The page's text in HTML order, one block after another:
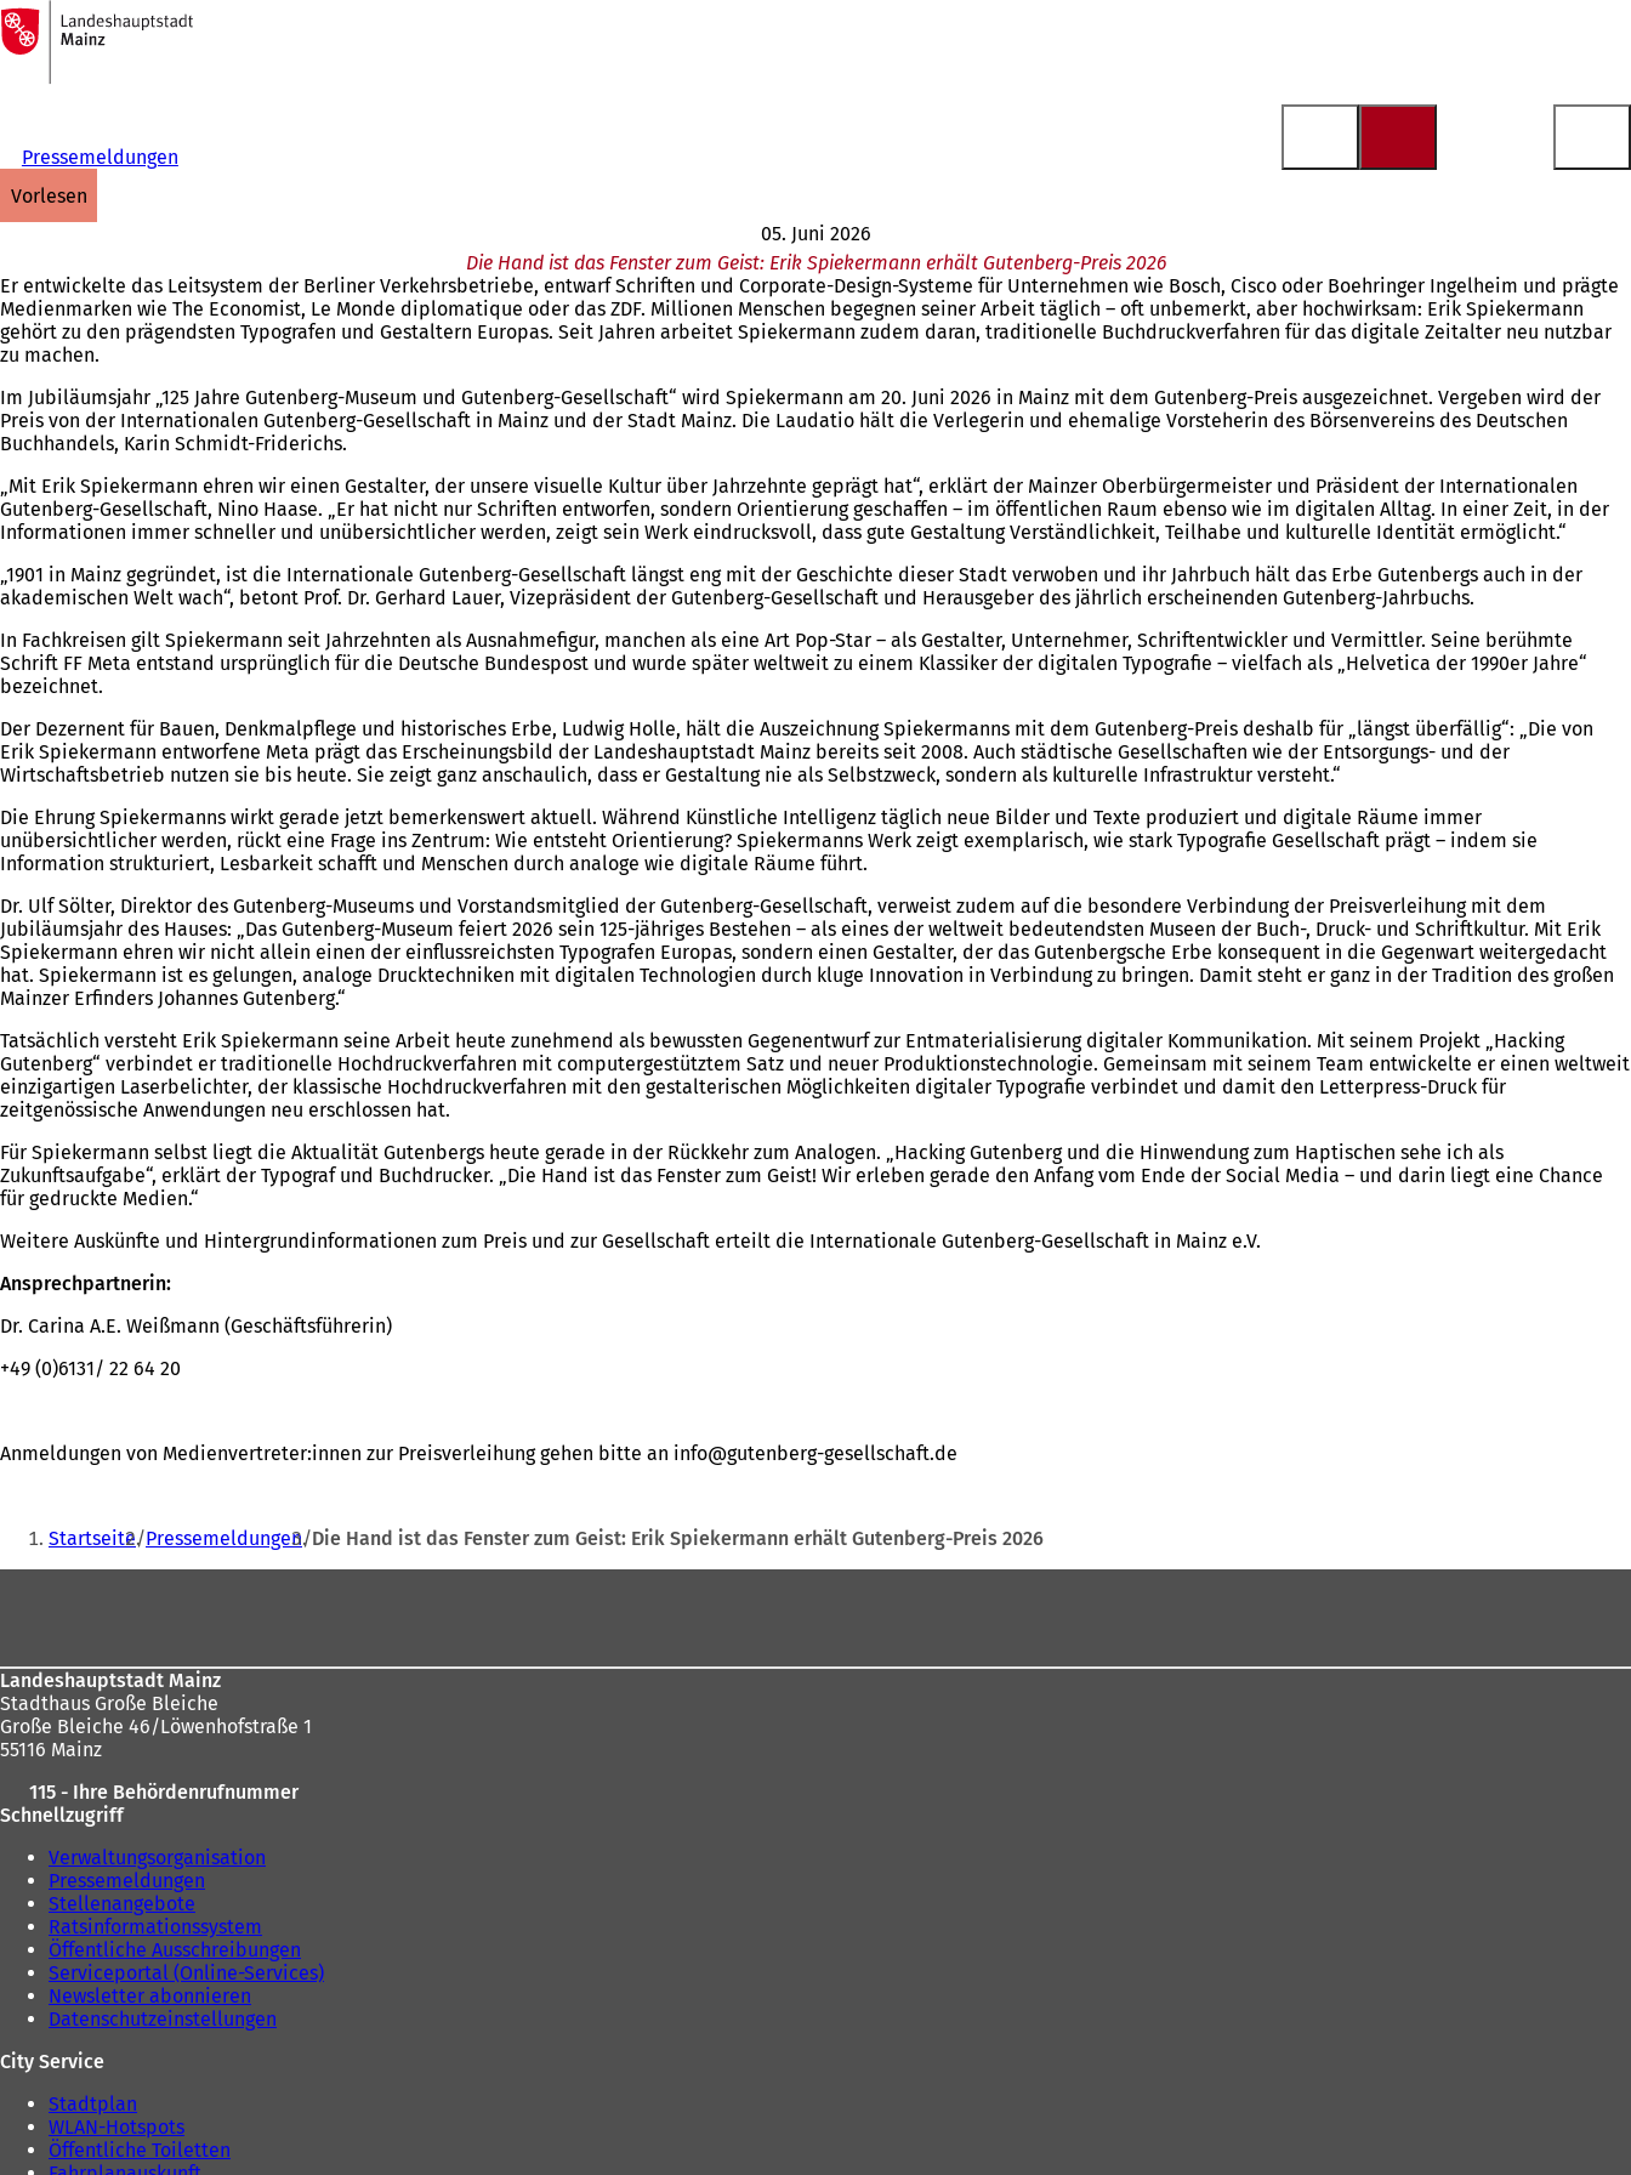
Inhalt anspringen
Zur
Startseite
Pressemeldungen
vorlesen
05. Juni 2026
Die Hand ist das Fenster zum Geist: Erik Spiekermann erhält Gutenberg-Preis 2026
Er entwickelte das Leitsystem der Berliner Verkehrsbetriebe, entwarf Schriften und Corporate-Design-Systeme für Unternehmen wie Bosch, Cisco oder Boehringer Ingelheim und prägte
Medienmarken wie The Economist, Le Monde diplomatique oder das ZDF. Millionen Menschen begegnen seiner Arbeit täglich – oft unbemerkt, aber hochwirksam: Erik Spiekermann
gehört zu den prägendsten Typografen und Gestaltern Europas. Seit Jahren arbeitet Spiekermann zudem daran, traditionelle Buchdruckverfahren für das digitale Zeitalter neu nutzbar
zu machen.
Im Jubiläumsjahr „125 Jahre Gutenberg-Museum und Gutenberg-Gesellschaft“ wird Spiekermann am 20. Juni 2026 in Mainz mit dem Gutenberg-Preis ausgezeichnet. Vergeben wird der
Preis von der Internationalen Gutenberg-Gesellschaft in Mainz und der Stadt Mainz. Die Laudatio hält die Verlegerin und ehemalige Vorsteherin des Börsenvereins des Deutschen
Buchhandels, Karin Schmidt-Friderichs.
„Mit Erik Spiekermann ehren wir einen Gestalter, der unsere visuelle Kultur über Jahrzehnte geprägt hat“, erklärt der Mainzer Oberbürgermeister und Präsident der Internationalen
Gutenberg-Gesellschaft, Nino Haase. „Er hat nicht nur Schriften entworfen, sondern Orientierung geschaffen – im öffentlichen Raum ebenso wie im digitalen Alltag. In einer Zeit, in der
Informationen immer schneller und unübersichtlicher werden, zeigt sein Werk eindrucksvoll, dass gute Gestaltung Verständlichkeit, Teilhabe und kulturelle Identität ermöglicht.“
„1901 in Mainz gegründet, ist die Internationale Gutenberg-Gesellschaft längst eng mit der Geschichte dieser Stadt verwoben und ihr Jahrbuch hält das Erbe Gutenbergs auch in der
akademischen Welt wach“, betont Prof. Dr. Gerhard Lauer, Vizepräsident der Gutenberg-Gesellschaft und Herausgeber des jährlich erscheinenden Gutenberg-Jahrbuchs.
In Fachkreisen gilt Spiekermann seit Jahrzehnten als Ausnahmefigur, manchen als eine Art Pop-Star – als Gestalter, Unternehmer, Schriftentwickler und Vermittler. Seine berühmte
Schrift FF Meta entstand ursprünglich für die Deutsche Bundespost und wurde später weltweit zu einem Klassiker der digitalen Typografie – vielfach als „Helvetica der 1990er Jahre“
bezeichnet.
Der Dezernent für Bauen, Denkmalpflege und historisches Erbe, Ludwig Holle, hält die Auszeichnung Spiekermanns mit dem Gutenberg-Preis deshalb für „längst überfällig“: „Die von
Erik Spiekermann entworfene Meta prägt das Erscheinungsbild der Landeshauptstadt Mainz bereits seit 2008. Auch städtische Gesellschaften wie der Entsorgungs- und der
Wirtschaftsbetrieb nutzen sie bis heute. Sie zeigt ganz anschaulich, dass er Gestaltung nie als Selbstzweck, sondern als kulturelle Infrastruktur versteht.“
Die Ehrung Spiekermanns wirkt gerade jetzt bemerkenswert aktuell. Während Künstliche Intelligenz täglich neue Bilder und Texte produziert und digitale Räume immer
unübersichtlicher werden, rückt eine Frage ins Zentrum: Wie entsteht Orientierung? Spiekermanns Werk zeigt exemplarisch, wie stark Typografie Gesellschaft prägt – indem sie
Information strukturiert, Lesbarkeit schafft und Menschen durch analoge wie digitale Räume führt.
Dr. Ulf Sölter, Direktor des Gutenberg-Museums und Vorstandsmitglied der Gutenberg-Gesellschaft, verweist zudem auf die besondere Verbindung der Preisverleihung mit dem
Jubiläumsjahr des Hauses: „Das Gutenberg-Museum feiert 2026 sein 125-jähriges Bestehen – als eines der weltweit bedeutendsten Museen der Buch-, Druck- und Schriftkultur. Mit Erik
Spiekermann ehren wir nicht allein einen der einflussreichsten Typografen Europas, sondern einen Gestalter, der das Gutenbergsche Erbe konsequent in die Gegenwart weitergedacht
hat. Spiekermann ist es gelungen, analoge Drucktechniken mit digitalen Technologien durch kluge Innovation in Verbindung zu bringen. Damit steht er ganz in der Tradition des großen
Mainzer Erfinders Johannes Gutenberg.“
Tatsächlich versteht Erik Spiekermann seine Arbeit heute zunehmend als bewussten Gegenentwurf zur Entmaterialisierung digitaler Kommunikation. Mit seinem Projekt „Hacking
Gutenberg“ verbindet er traditionelle Hochdruckverfahren mit computergestütztem Satz und neuer Produktionstechnologie. Gemeinsam mit seinem Team entwickelte er einen weltweit
einzigartigen Laserbelichter, der klassische Hochdruckverfahren mit den gestalterischen Möglichkeiten digitaler Typografie verbindet und damit den Letterpress-Druck für
zeitgenössische Anwendungen neu erschlossen hat.
Für Spiekermann selbst liegt die Aktualität Gutenbergs heute gerade in der Rückkehr zum Analogen. „Hacking Gutenberg und die Hinwendung zum Haptischen sehe ich als
Zukunftsaufgabe“, erklärt der Typograf und Buchdrucker. „Die Hand ist das Fenster zum Geist! Wir erleben gerade den Anfang vom Ende der Social Media – und darin liegt eine Chance
für gedruckte Medien.“
Weitere Auskünfte und Hintergrundinformationen zum Preis und zur Gesellschaft erteilt die Internationale Gutenberg-Gesellschaft in Mainz e.V.
Ansprechpartnerin:
Dr. Carina A.E. Weißmann (Geschäftsführerin)
+49 (0)6131/ 22 64 20
Anmeldungen von Medienvertreter:innen zur Preisverleihung gehen bitte an info gutenberg-gesellschaft de
Sie
befinden
Startseite Pressemeldungen Die Hand ist das Fenster zum Geist: Erik Spiekermann erhält Gutenberg-Preis 2026
Landeshauptstadt Mainz
Stadthaus Große Bleiche
Große Bleiche 46/Löwenhofstraße 1
55116 Mainz
115 - Ihre Behördenrufnummer
Schnellzugriff
Verwaltungsorganisation
Pressemeldungen
Stellenangebote
Ratsinformationssystem
Öffentliche Ausschreibungen
Serviceportal (Online-Services)
Newsletter abonnieren
Datenschutzeinstellungen
City Service
Stadtplan
WLAN-Hotspots
Öffentliche Toiletten